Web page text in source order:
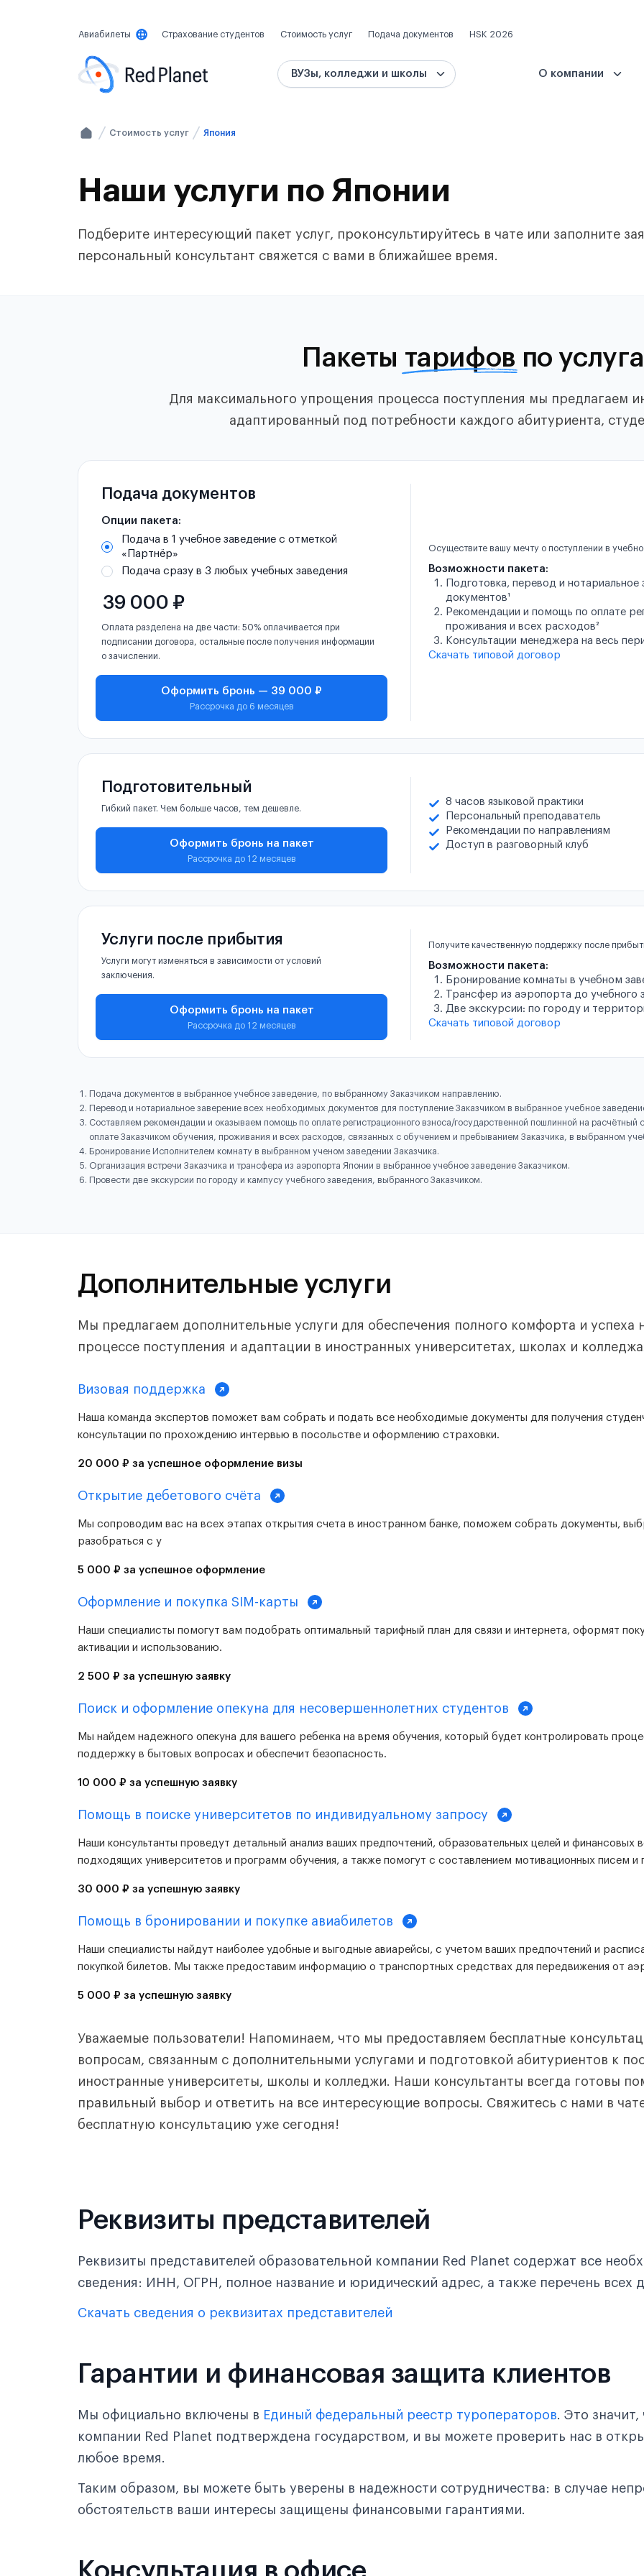
Авиабилеты Страхование студентов Стоимость услуг Подача документов HSK 2026
ВУЗы, колледжи и школы О компании
Стоимость услуг Япония
Наши услуги по Японии
Подберите интересующий пакет услуг, проконсультируйтесь в чате или заполните
персональный консультант свяжется с вами в ближайшее время.
Пакеты тарифов по
Для максимального упрощения процесса поступления мы предлагаем
адаптированный под потребности каждого абитуриента,
Подача документов
Осуществите вашу мечту о поступлении в
Возможности пакета:
Подготовка, перевод и
документов¹
Рекомендации и помощь по оплате
проживания и всех расходов²
Консультации менеджера на весь
Скачать типовой договор
Опции пакета:
Подача в 1 учебное заведение с отметкой
«Партнёр»
Подача сразу в 3 любых учебных заведения
39 000 ₽
Оплата разделена на две части: 50% оплачивается при
подписании договора, остальные после получения информации
о зачислении.
Оформить бронь — 39 000 ₽
Рассрочка до 6 месяцев
Подготовительный
8 часов языковой практики
Персональный преподаватель
Рекомендации по направлениям
Доступ в разговорный клуб
Гибкий пакет. Чем больше часов, тем дешевле.
Оформить бронь на пакет
Рассрочка до 12 месяцев
Услуги после прибытия Получите качественную поддержку после
Возможности пакета:
Бронирование комнаты в учебном
Трансфер из аэропорта до учебного
Две экскурсии: по городу и
Скачать типовой договор
Услуги могут изменяться в зависимости от условий
заключения.
Оформить бронь на пакет
Рассрочка до 12 месяцев
Подача документов в выбранное учебное заведение, по выбранному Заказчиком направлению.
Перевод и нотариальное заверение всех необходимых документов для поступление Заказчиком в выбранное учебное
Составляем рекомендации и оказываем помощь по оплате регистрационного взноса/государственной пошлинной на расчётный
оплате Заказчиком обучения, проживания и всех расходов, связанных с обучением и пребыванием Заказчика, в выбранном
Бронирование Исполнителем комнату в выбранном ученом заведении Заказчика.
Организация встречи Заказчика и трансфера из аэропорта Японии в выбранное учебное заведение Заказчиком.
Провести две экскурсии по городу и кампусу учебного заведения, выбранного Заказчиком.
Дополнительные услуги
Мы предлагаем дополнительные услуги для обеспечения полного комфорта и успеха
процессе поступления и адаптации в иностранных университетах, школах и
Визовая поддержка
Наша команда экспертов поможет вам собрать и подать все необходимые документы для получения
консультации по прохождению интервью в посольстве и оформлению страховки.
20 000 ₽ за успешное оформление визы
Открытие дебетового счёта
Мы сопроводим вас на всех этапах открытия счета в иностранном банке, поможем собрать документы,
разобраться с у
5 000 ₽ за успешное оформление
Оформление и покупка SIM-карты
Наши специалисты помогут вам подобрать оптимальный тарифный план для связи и интернета, оформят
активации и использованию.
2 500 ₽ за успешную заявку
Поиск и оформление опекуна для несовершеннолетних студентов
Мы найдем надежного опекуна для вашего ребенка на время обучения, который будет контролировать
поддержку в бытовых вопросах и обеспечит безопасность.
10 000 ₽ за успешную заявку
Помощь в поиске университетов по индивидуальному запросу
Наши консультанты проведут детальный анализ ваших предпочтений, образовательных целей и
подходящих университетов и программ обучения, а также помогут с составлением мотивационных писем и
30 000 ₽ за успешную заявку
Помощь в бронировании и покупке авиабилетов
Наши специалисты найдут наиболее удобные и выгодные авиарейсы, с учетом ваших предпочтений и
покупкой билетов. Мы также предоставим информацию о транспортных средствах для передвижения от
5 000 ₽ за успешную заявку
Уважаемые пользователи! Напоминаем, что мы предоставляем бесплатные
вопросам, связанным с дополнительными услугами и подготовкой абитуриентов к
иностранные университеты, школы и колледжи. Наши консультанты всегда готовы
правильный выбор и ответить на все интересующие вопросы. Свяжитесь с нами в
бесплатную консультацию уже сегодня!
Реквизиты представителей
Реквизиты представителей образовательной компании Red Planet содержат все
сведения: ИНН, ОГРН, полное название и юридический адрес, а также перечень всех
Скачать сведения о реквизитах представителей
Гарантии и финансовая защита клиентов
Мы официально включены в Единый федеральный реестр туроператоров. Это значит,
компании Red Planet подтверждена государством, и вы можете проверить нас в
любое время.
Таким образом, вы можете быть уверены в надежности сотрудничества: в случае
обстоятельств ваши интересы защищены финансовыми гарантиями.